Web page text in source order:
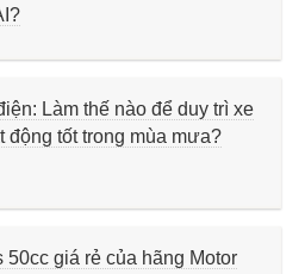
Làm thế nào để duy trì xe
động tốt trong mùa mưa?
50cc giá rẻ của hãng Motor